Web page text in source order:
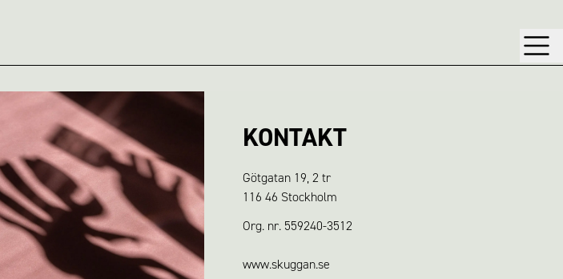
KONTAKT
Götgatan 19, 2 tr
116 46 Stockholm
Org. nr. 559240-3512
www.skuggan.se